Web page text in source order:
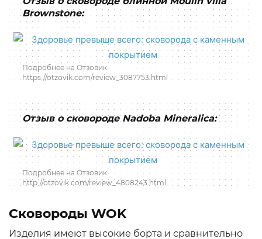
Brownstone:
Подробнее на Отзовик:
https://otzovik.com/review_3087753.html
Отзыв о сковороде Nadoba Mineralica:
Подробнее на Отзовик:
http://otzovik.com/review_4808243.html
Сковороды WOK
Изделия имеют высокие борта и сравнительно